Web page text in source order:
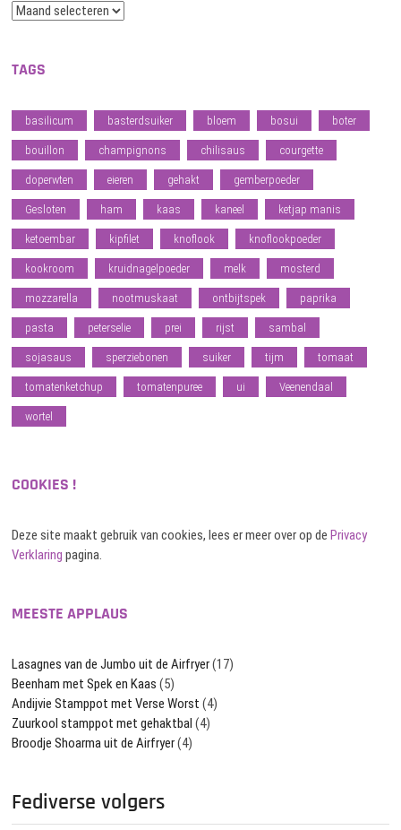
Archief
TAGS
basilicum basterdsuiker bloem bosui boter
bouillon champignons chilisaus courgette
doperwten eieren gehakt gemberpoeder
Gesloten ham kaas kaneel ketjap manis
ketoembar kipfilet knoflook knoflookpoeder
kookroom kruidnagelpoeder melk mosterd
mozzarella nootmuskaat ontbijtspek paprika
pasta peterselie prei rijst sambal
sojasaus sperziebonen suiker tijm tomaat
tomatenketchup tomatenpuree ui Veenendaal
wortel
COOKIES !
Deze site maakt gebruik van cookies, lees er meer over op dePrivacy
Verklaring pagina.
MEESTE APPLAUS
Lasagnes van de Jumbo uit de Airfryer(17)
Beenham met Spek en Kaas (5)
Andijvie Stamppot met Verse Worst (4)
Zuurkool stamppot met gehaktbal (4)
Broodje Shoarma uit de Airfryer(4)
Fediverse volgers